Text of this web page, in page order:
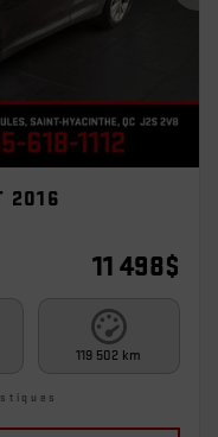
2016
11 498$
119 502 km